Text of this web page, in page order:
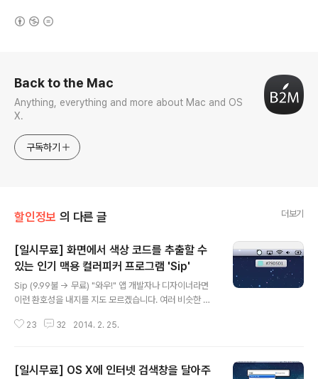
Back to the Mac
Anything, everything and more about Mac and OS
X.
구독하기
할인정보 의 다른 글 더보기
[일시무료] 화면에서 색상 코드를 추출할 수
있는 인기 맥용 컬러피커 프로그램 'Sip'
Sip (9.99불 → 무료) "와우!" 앱 개발자나 디자이너라면
이런 환호성을 내지를 지도 모르겠습니다. 여러 비슷한 앱
사이에서 많은 인기를 끌고 있는 컬러피커(Color Picker)
을 추출하는 프로그램입니다. 특히 그래픽 작업을 하거나
23 32 2014. 2. 25.
[일시무료] OS X에 인터넷 검색창을 달아주